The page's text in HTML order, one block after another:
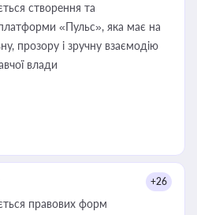
створення та
«Пульс», яка має на
прозору і зручну взаємодію
влади
+26
правових форм